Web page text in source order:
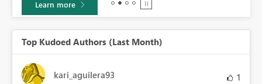
Learn more
Top Kudoed Authors (Last Month)
kari_aguilera93 1